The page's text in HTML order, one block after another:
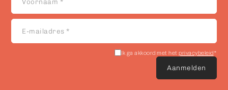
E-
mailadres
*
Ik ga akkoord met hetprivacybeleid*